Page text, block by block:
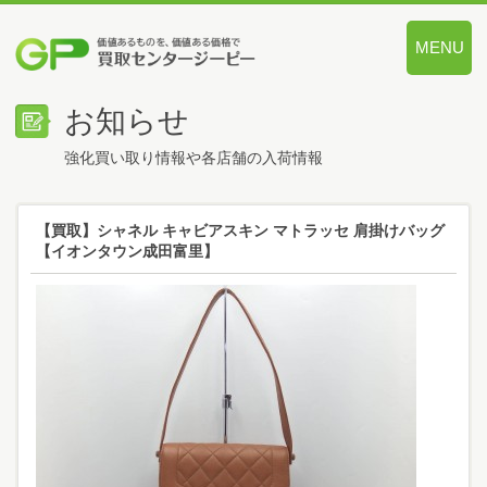
MENU
お知らせ
強化買い取り情報や各店舗の入荷情報
【買取】シャネル キャビアスキン マトラッセ 肩掛けバッグ
【イオンタウン成田富里】